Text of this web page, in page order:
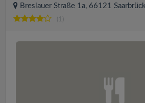
Breslauer Straße 1a, 66121